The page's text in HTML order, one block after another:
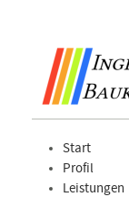
Start
Profil
Leistungen